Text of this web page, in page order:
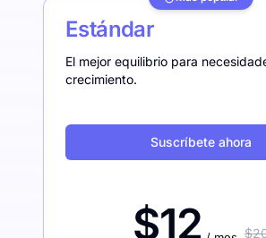
Estándar
El mejor equilibrio para
crecimiento.
Suscríbete ahora
$12